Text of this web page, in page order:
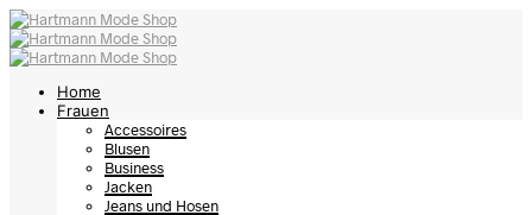
Home
Frauen
Accessoires
Blusen
Business
Jacken
Jeans und Hosen